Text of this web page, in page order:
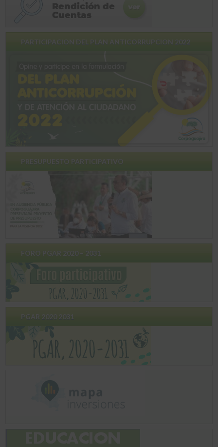
PARTICIPACION DEL PLAN ANTICORRUPCION 2022
PRESUPUESTO PARTICIPATIVO
FORO PGAR 2020 – 2031
PGAR 2020 2031